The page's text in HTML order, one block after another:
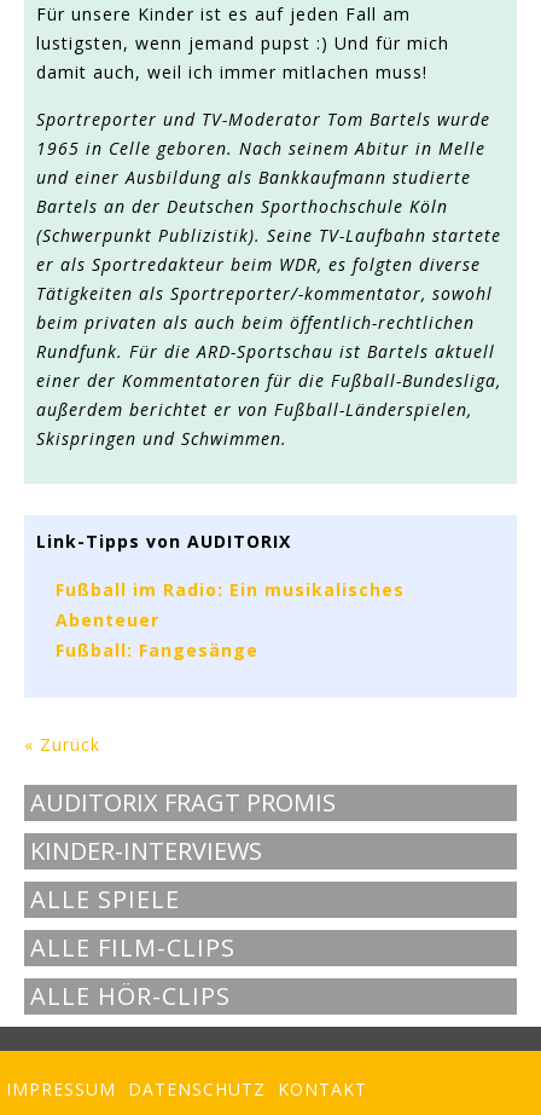
Für unsere Kinder ist es auf jeden Fall am
lustigsten, wenn jemand pupst :) Und für mich
damit auch, weil ich immer mitlachen muss!
Sportreporter und TV-Moderator Tom Bartels wurde
1965 in Celle geboren. Nach seinem Abitur in Melle
und einer Ausbildung als Bankkaufmann studierte
Bartels an der Deutschen Sporthochschule Köln
(Schwerpunkt Publizistik). Seine TV-Laufbahn startete
er als Sportredakteur beim WDR, es folgten diverse
Tätigkeiten als Sportreporter/-kommentator, sowohl
beim privaten als auch beim öffentlich-rechtlichen
Rundfunk. Für die ARD-Sportschau ist Bartels aktuell
einer der Kommentatoren für die Fußball-Bundesliga,
außerdem berichtet er von Fußball-Länderspielen,
Skispringen und Schwimmen.
Link-Tipps von AUDITORIX
Fußball im Radio: Ein musikalisches
Abenteuer
Fußball: Fangesänge
« Zurück
AUDITORIX FRAGT PROMIS
KINDER-INTERVIEWS
ALLE SPIELE
ALLE FILM-CLIPS
ALLE HÖR-CLIPS
IMPRESSUM DATENSCHUTZ KONTAKT